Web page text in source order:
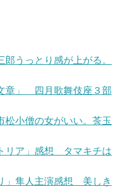
郎うっとり感が上がる。
章」 四月歌舞伎座３部
小僧の女がいい。莟玉
リア」感想 タマキチは
」隼人主演感想 美しき